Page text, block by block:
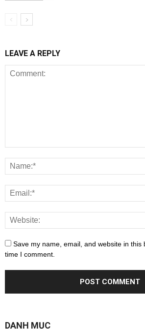
LEAVE A REPLY
Save my name, email, and website in this
time I comment.
DANH MỤC